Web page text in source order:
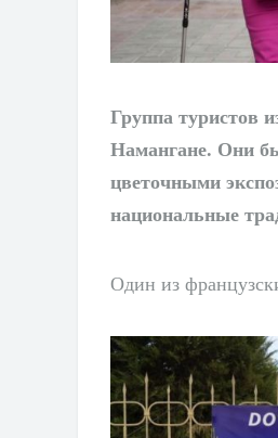
Группа туристов
Намангане. Они
цветочными
национальные
Один из